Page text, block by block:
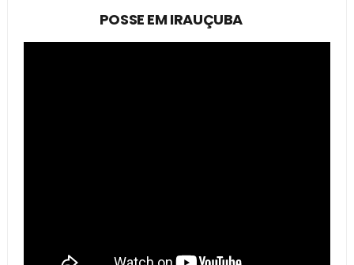
POSSE EM IRAUÇUBA